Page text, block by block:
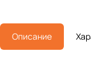
Описание